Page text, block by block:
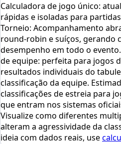
Calculadora de jogo único:
rápidas e isoladas para
Torneio: Acompanhamento
round-robin e suíços, gerando
desempenho em todo o
de equipe: perfeita para jogos
resultados individuais do
classificação da equipe.
classificações de estreia para
que entram nos sistemas
Visualize como diferentes
alteram a agressividade da
ideia com dados reais, use